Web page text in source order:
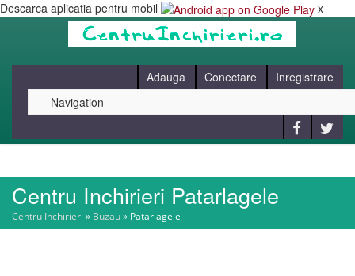
Descarca aplicatia pentru mobil x
Adauga Conectare Inregistrare
HOME
Centru Inchirieri Patarlagele
Centru Inchirieri » Buzau» Patarlagele